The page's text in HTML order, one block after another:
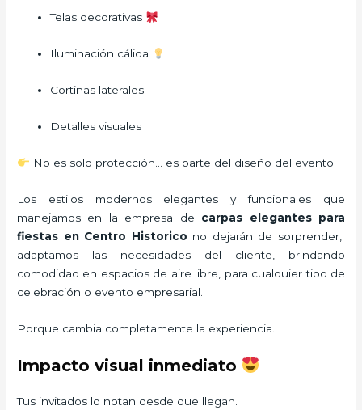
Telas decorativas
Iluminación cálida
Cortinas laterales
Detalles visuales
No es solo protección… es parte del diseño del evento.
Los estilos modernos elegantes y funcionales que
manejamos en la empresa de carpas elegantes para
fiestas en Centro Historico no dejarán de sorprender,
adaptamos las necesidades del cliente, brindando
comodidad en espacios de aire libre, para cualquier tipo de
celebración o evento empresarial.
Porque cambia completamente la experiencia.
Impacto visual inmediato
Tus invitados lo notan desde que llegan.